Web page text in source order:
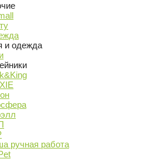
и одежда
ручная работа